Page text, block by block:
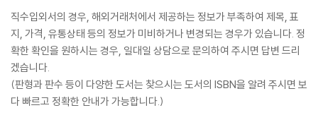
h the touch-vision of a scallop, to taste through the feet
of a mosquito and hear through the feet of an elephant'
Gaia Vince, author of Transcendence
직수입외서의 경우, 해외거래처에서 제공하는 정보가 부족하여 제목, 표
지, 가격, 유통상태 등의 정보가 미비하거나 변경되는 경우가 있습니다. 정
확한 확인을 원하시는 경우, 일대일 상담으로 문의하여 주시면 답변 드리
겠습니다.
(판형과 판수 등이 다양한 도서는 찾으시는 도서의 ISBN을 알려 주시면 보
다 빠르고 정확한 안내가 가능합니다.)